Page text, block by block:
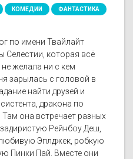
КОМЕДИИ ФАНТАСТИКА
по имени Твайлайт
Селестии, которая всё
желала ни с кем
зарылась с головой в
найти друзей и
дракона по
она встречает разных
Рейнбоу Деш,
Эплджек, робкую
Пинки Пай. Вместе они